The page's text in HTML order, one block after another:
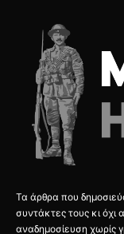
Τα άρθρα που
συντάκτες τους κι όχι
αναδημοσίευση χωρίς